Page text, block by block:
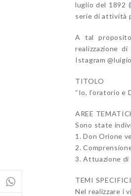
luglio del 1892 (
serie di attività
A tal
realizzazione
Istagram
TITOLO
“Io, l’oratorio e
AREE
Sono state
1. Don Orione
2.
3. Attuazione di
TEMI SPECIFICI
Nel realizzare i